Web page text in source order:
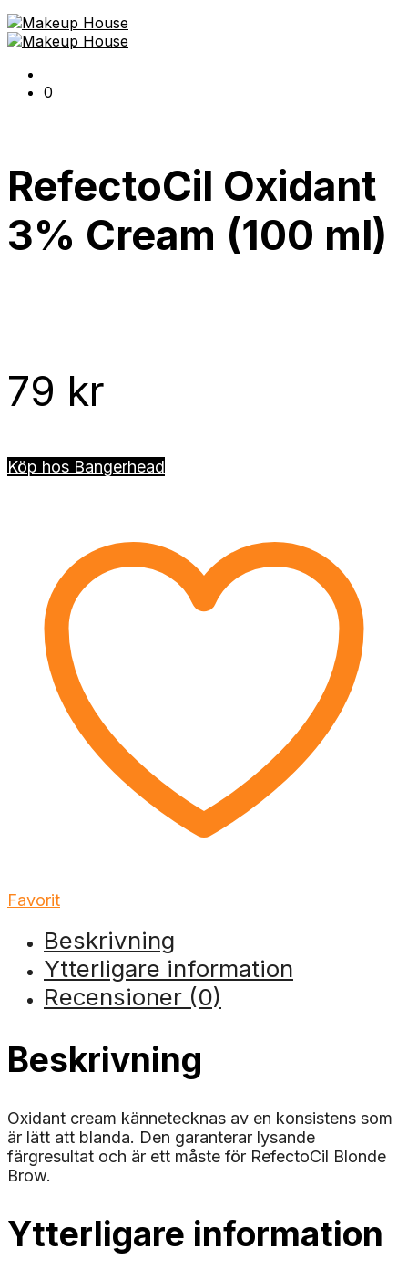
0
RefectoCil Oxidant
3% Cream (100 ml)
79 kr
Köp hos Bangerhead
Favorit
Beskrivning
Ytterligare information
Recensioner (0)
Beskrivning
Oxidant cream kännetecknas av en konsistens som
är lätt att blanda. Den garanterar lysande
färgresultat och är ett måste för RefectoCil Blonde
Brow.
Ytterligare information